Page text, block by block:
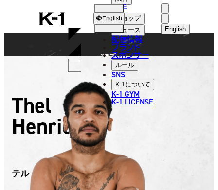
K-
1
English
選手
ショップ
ニュース
配信情報
ブランド
スポンサー
ルール
SNS
K-1について
K-1 GYM
K-1 LICENSE
English
FIGHTER
選手
Thel
Henrique
テル・エンリケ